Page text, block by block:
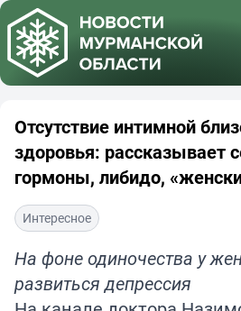
Отсутствие интимной
здоровья: рассказывает
гормоны, либидо,
Интересное
На фоне одиночества у
развиться депрессия